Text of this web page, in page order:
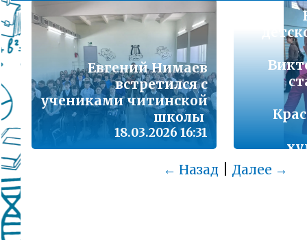
дошкольного образования и тел 32-41-13
Подробнее...
Евгений Нимаев
встретился с
учениками читинской
школы
18.03.2026 16:31
← Назад| Далее →